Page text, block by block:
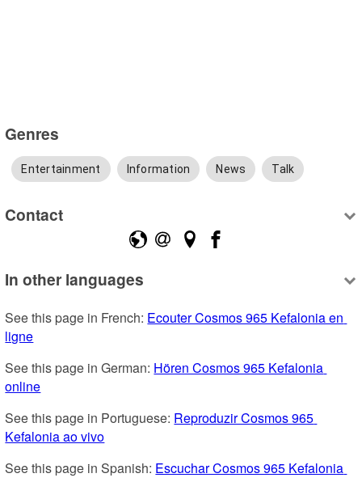
Genres
Entertainment Information News Talk
Contact
In other languages
See this page in French: Ecouter Cosmos 965 Kefalonia en
ligne
See this page in German: Hören Cosmos 965 Kefalonia
online
See this page in Portuguese: Reproduzir Cosmos 965
Kefalonia ao vivo
See this page in Spanish: Escuchar Cosmos 965 Kefalonia